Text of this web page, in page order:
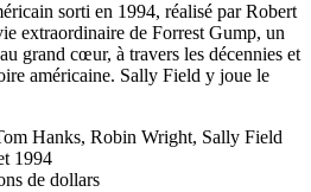
sorti en 1994, réalisé par Robert
extraordinaire de Forrest Gump, un
grand cœur, à travers les décennies et
américaine. Sally Field y joue le
Hanks, Robin Wright, Sally Field
1994
de dollars